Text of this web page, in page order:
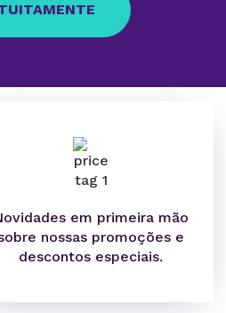
em primeira mão
nossas promoções e
descontos especiais.